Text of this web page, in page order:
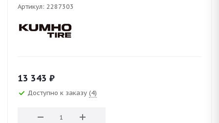
Артикул: 2287303
13 343 ₽
Доступно к заказу (4)